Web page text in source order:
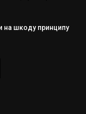
на шкоду принципу